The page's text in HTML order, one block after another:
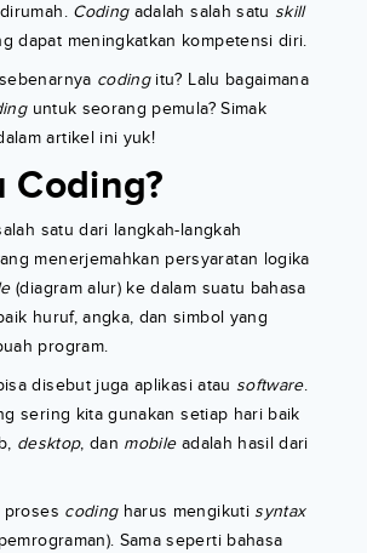
Codingadalah salah satu skill
dapat meningkatkan kompetensi diri.
codingitu? Lalu bagaimana
untuk seorang pemula? Simak
artikel ini yuk!
Coding?
satu dari langkah-langkah
menerjemahkan persyaratan logika
(diagram alur) ke dalam suatu bahasa
huruf, angka, dan simbol yang
program.
disebut juga aplikasi atau software.
sering kita gunakan setiap hari baik
desktop, dan mobileadalah hasil dari
proses codingharus mengikuti syntax
Sama seperti bahasa